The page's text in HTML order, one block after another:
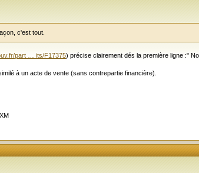
c'est tout.
part … its/F17375) précise clairement dés la première ligne :"
à un acte de vente (sans contrepartie financière).